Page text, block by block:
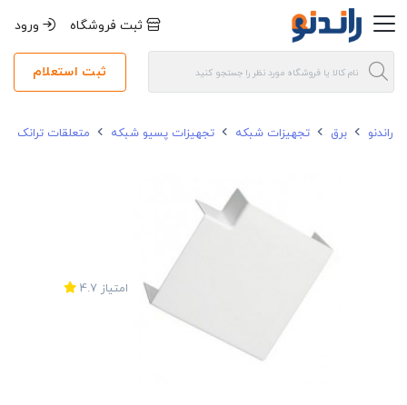
ثبت فروشگاه ورود
ثبت استعلام
راندنو برق تجهیزات شبکه تجهیزات پسیو شبکه متعلقات ترانک
امتیاز 4.7